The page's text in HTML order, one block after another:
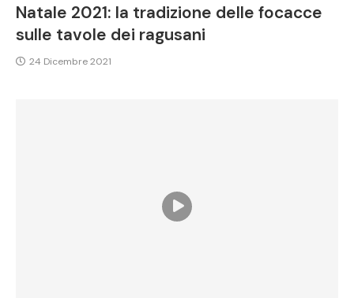
Natale 2021: la tradizione delle focacce
sulle tavole dei ragusani
24 Dicembre 2021